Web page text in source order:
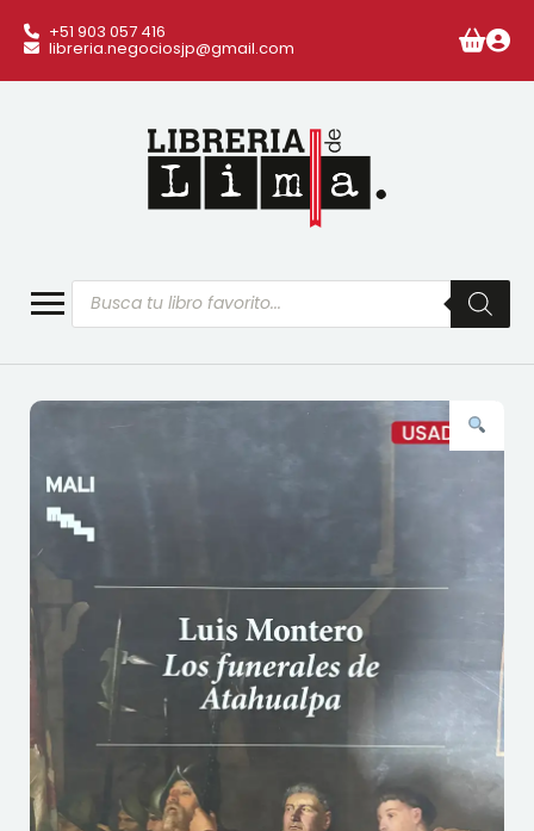
+51 903 057 416
libreria.negociosjp@gmail.com
Búsqueda
de
productos